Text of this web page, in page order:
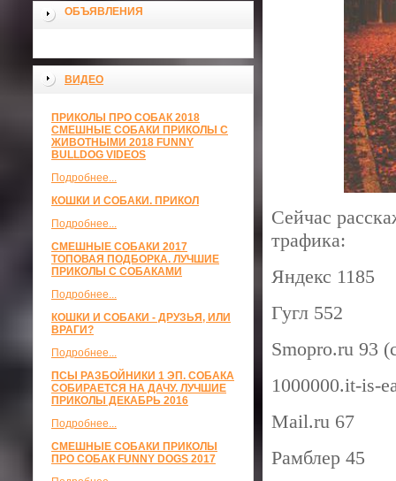
ОБЪЯВЛЕНИЯ
ВИДЕО
ПРИКОЛЫ ПРО СОБАК 2018
СМЕШНЫЕ СОБАКИ ПРИКОЛЫ С
ЖИВОТНЫМИ 2018 FUNNY
BULLDOG VIDEOS
Подробнее...
КОШКИ И СОБАКИ. ПРИКОЛ
Подробнее...
СМЕШНЫЕ СОБАКИ 2017
ТОПОВАЯ ПОДБОРКА. ЛУЧШИЕ
ПРИКОЛЫ С СОБАКАМИ
Подробнее...
КОШКИ И СОБАКИ - ДРУЗЬЯ, ИЛИ
ВРАГИ?
Подробнее...
ПСЫ РАЗБОЙНИКИ 1 ЭП. СОБАКА
СОБИРАЕТСЯ НА ДАЧУ. ЛУЧШИЕ
ПРИКОЛЫ ДЕКАБРЬ 2016
Подробнее...
СМЕШНЫЕ СОБАКИ ПРИКОЛЫ
ПРО СОБАК FUNNY DOGS 2017
Сейчас
трафика:
Яндекс 1185
Гугл 552
Smopro.ru 93
1000000.it-is-
Mail.ru 67
Рамблер 45